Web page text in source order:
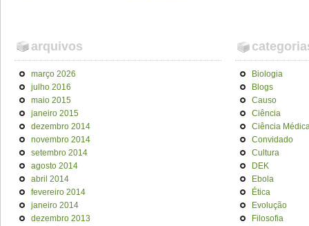
arquivos
março 2026
julho 2016
maio 2015
janeiro 2015
dezembro 2014
novembro 2014
setembro 2014
agosto 2014
abril 2014
fevereiro 2014
janeiro 2014
dezembro 2013
Biologia
Blogs
Causo
Ciência
Ciência
Convidado
Cultura
DEK
Ebola
Ética
Evolução
Filosofia